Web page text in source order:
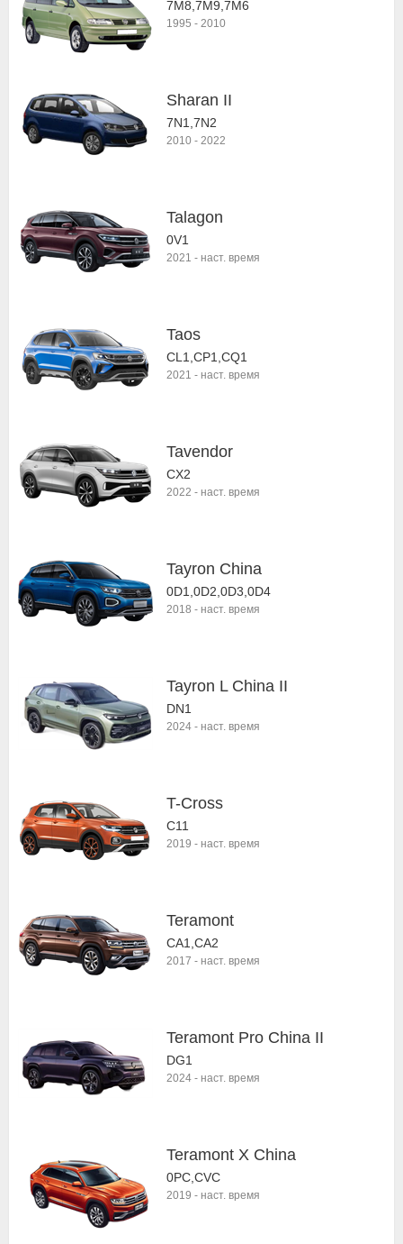
7M8,7M9,7M6
1995 - 2010
Sharan II
7N1,7N2
2010 - 2022
Talagon
0V1
2021 - наст. время
Taos
CL1,CP1,CQ1
2021 - наст. время
Tavendor
CX2
2022 - наст. время
Tayron China
0D1,0D2,0D3,0D4
2018 - наст. время
Tayron L China II
DN1
2024 - наст. время
T-Cross
C11
2019 - наст. время
Teramont
CA1,CA2
2017 - наст. время
Teramont Pro China II
DG1
2024 - наст. время
Teramont X China
0PC,CVC
2019 - наст. время